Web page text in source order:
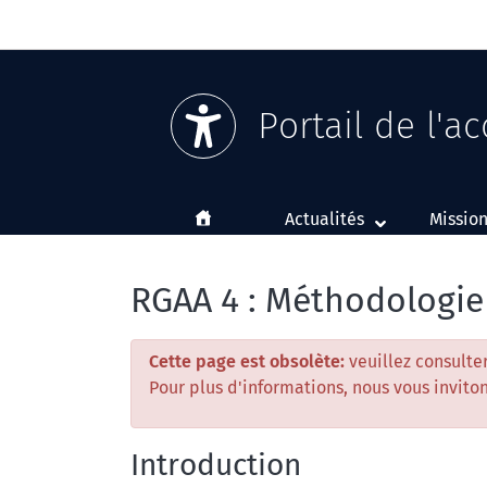
Portail de
Accueil
Actualités
RGAA 4 :
Cette page est obsolète: veuillez
Pour plus d'informations, nous vous
Introduction